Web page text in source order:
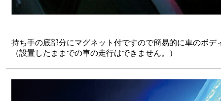
持ち手の底部分にマグネット付ですので簡易的に車のボデ
（設置したままでの車の走行はできません。）